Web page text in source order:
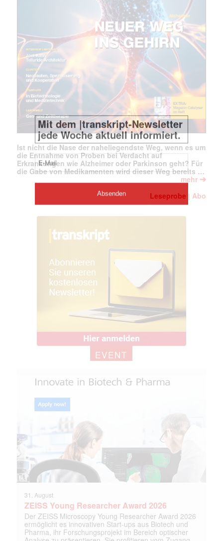
Ist nicht die Nase der naheliegendste Weg, wenn es um
die Entnahme von Proben bei Verdacht auf
Erkrankungen wie Alzheimer oder Parkinson geht? Für
die Gabe von Medikamenten wird dieser Weg bereits …
mehr ➔
Leseprobe |Abo
EVENT
31. August
ZEISS Young Researcher Award 2026
Der ZEISS Microscopy Young Researcher Award 2026
ermöglicht es innovativen Start-ups aus Biotech und
Pharma, ihr Forschungsprojekt im Bereich optischer